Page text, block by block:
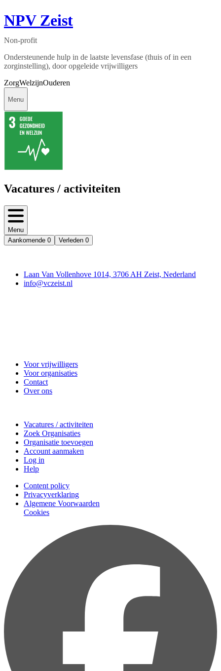
NPV Zeist
Non-profit
Ondersteunende hulp in de laatste levensfase (thuis of in een
zorginstelling), door opgeleide vrijwilligers
ZorgWelzijnOuderen
Menu
Vacatures / activiteiten
Menu
Aankomende 0 Verleden 0
Laan Van Vollenhove 1014, 3706 AH Zeist, Nederland
info@vczeist.nl
Voor vrijwilligers
Voor organisaties
Contact
Over ons
Vacatures / activiteiten
Zoek Organisaties
Organisatie toevoegen
Account aanmaken
Log in
Help
Content policy
Privacyverklaring
Algemene Voorwaarden
Cookies